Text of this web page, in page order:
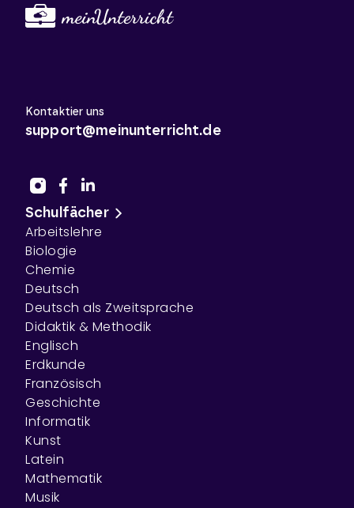
Kontaktier uns
support@meinunterricht.de
Schulfächer
Arbeitslehre
Biologie
Chemie
Deutsch
Deutsch als Zweitsprache
Didaktik & Methodik
Englisch
Erdkunde
Französisch
Geschichte
Informatik
Kunst
Latein
Mathematik
Musik